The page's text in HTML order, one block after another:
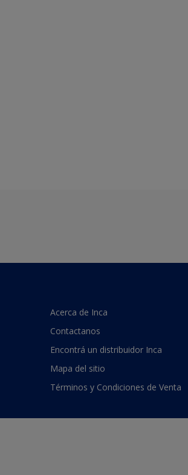
Acerca de Inca
Contactanos
Encontrá un distribuidor Inca
Mapa del sitio
Términos y Condiciones de Venta